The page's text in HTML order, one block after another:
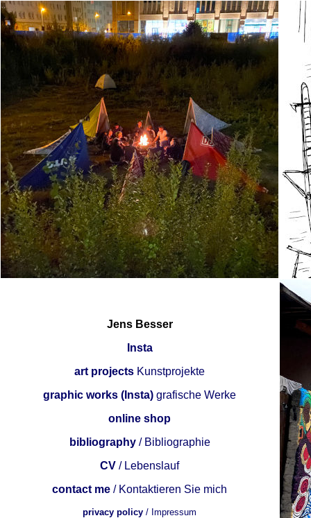
Jens Besser
Insta
art projects Kunstprojekte
graphic works (Insta) grafische Werke
online shop
bibliography/ Bibliographie
CV / Lebenslauf
contact me / Kontaktieren Sie mich
privacy policy / Impressum